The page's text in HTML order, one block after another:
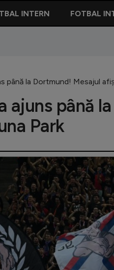
INTERN FOTBAL
până la Dortmund! Mesajul
ajuns până la
Park